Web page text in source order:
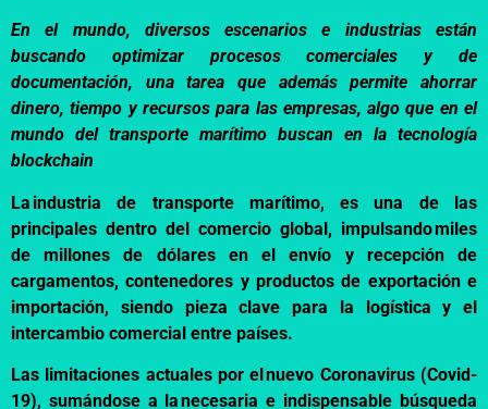
En el mundo, diversos escenarios e industrias están
buscando optimizar procesos comerciales y de
documentación, una tarea que además permite ahorrar
dinero, tiempo y recursos para las empresas, algo que en el
mundo del transporte marítimo buscan en la tecnología
blockchain
La industria de transporte marítimo, es una de las
principales dentro del comercio global, impulsando miles
de millones de dólares en el envío y recepción de
cargamentos, contenedores y productos de exportación e
importación, siendo pieza clave para la logística y el
intercambio comercial entre países.
Las limitaciones actuales por el nuevo Coronavirus (Covid-
19), sumándose a la necesaria e indispensable búsqueda